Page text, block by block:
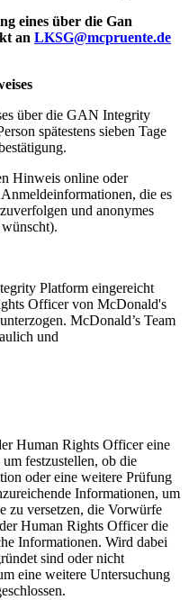
eines über die Gan
an LKSG@mcpruente.de
über die GAN Integrity
spätestens sieben Tage
Hinweis online oder
die es
und anonymes
Platform eingereicht
Officer von McDonald's
McDonald’s Team
und
Human Rights Officer eine
festzustellen, ob die
oder eine weitere Prüfung
Informationen, um
zu versetzen, die Vorwürfe
Human Rights Officer die
Informationen. Wird dabei
sind oder nicht
eine weitere Untersuchung